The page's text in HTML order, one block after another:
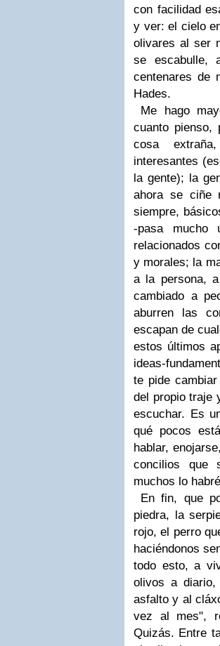
con facilidad
y ver: el cielo
olivares al ser
se
centenares de
Hades.
Me hago
cuanto pienso,
cosa
interesantes
la gente); la
ahora se ciñe
siempre,
-pasa mucho
relacionados
y morales; la
a la persona,
cambiado a
aburren las
escapan de
estos últimos
ideas-
te pide
del propio traje
escuchar. Es
qué pocos
hablar,
concilios que
muchos lo
En fin, que
piedra, la
rojo, el perro
haciéndonos
todo esto, a
olivos a
asfalto y al
vez al mes",
Quizás. Entre